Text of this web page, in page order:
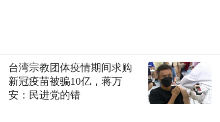
台湾宗教团体疫情期间求购
新冠疫苗被骗10亿，蒋万
安：民进党的错